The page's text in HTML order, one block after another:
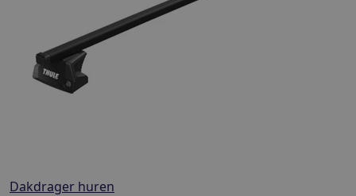
Dakdrager huren